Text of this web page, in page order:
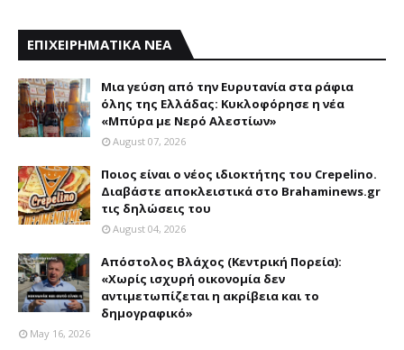
ΕΠΙΧΕΙΡΗΜΑΤΙΚΑ ΝΕΑ
Mια γεύση από την Eυρυτανία στα ράφια
όλης της Ελλάδας: Κυκλοφόρησε η νέα
«Μπύρα με Nερό Aλεστίων»
August 07, 2026
Ποιος είναι ο νέος ιδιοκτήτης του Crepelino.
Διαβάστε αποκλειστικά στο Brahaminews.gr
τις δηλώσεις του
August 04, 2026
Απόστολος Βλάχος (Κεντρική Πορεία):
«Χωρίς ισχυρή οικονομία δεν
αντιμετωπίζεται η ακρίβεια και το
δημογραφικό»
May 16, 2026